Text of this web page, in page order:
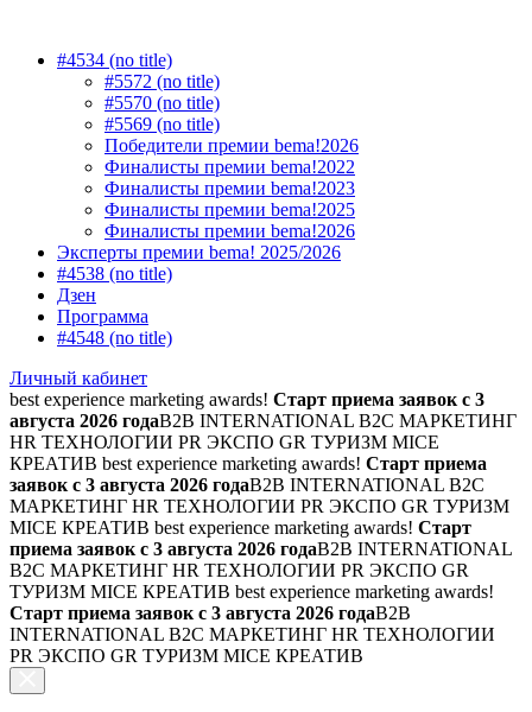
#4534 (no title)
#5572 (no title)
#5570 (no title)
#5569 (no title)
Победители премии bema!2026
Финалисты премии bema!2022
Финалисты премии bema!2023
Финалисты премии bema!2025
Финалисты премии bema!2026
Эксперты премии bema! 2025/2026
#4538 (no title)
Дзен
Программа
#4548 (no title)
Личный кабинет
best experience marketing awards! Старт приема заявок с 3
августа 2026 годаB2B INTERNATIONAL B2C МАРКЕТИНГ
HR ТЕХНОЛОГИИ PR ЭКСПО GR ТУРИЗМ MICE
КРЕАТИВ best experience marketing awards! Старт приема
заявок с 3 августа 2026 годаB2B INTERNATIONAL B2C
МАРКЕТИНГ HR ТЕХНОЛОГИИ PR ЭКСПО GR ТУРИЗМ
MICE КРЕАТИВ best experience marketing awards! Старт
приема заявок с 3 августа 2026 годаB2B INTERNATIONAL
B2C МАРКЕТИНГ HR ТЕХНОЛОГИИ PR ЭКСПО GR
ТУРИЗМ MICE КРЕАТИВ best experience marketing awards!
Старт приема заявок с 3 августа 2026 годаB2B
INTERNATIONAL B2C МАРКЕТИНГ HR ТЕХНОЛОГИИ
PR ЭКСПО GR ТУРИЗМ MICE КРЕАТИВ